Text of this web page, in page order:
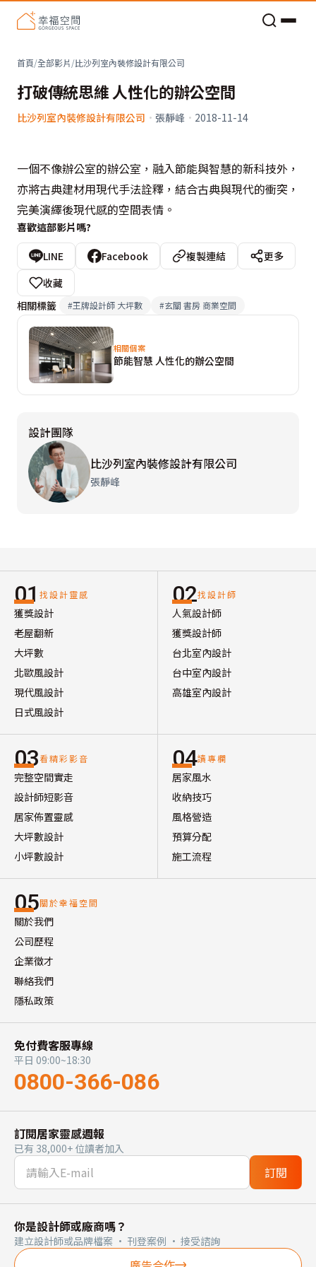
首頁/全部影片/比沙列室內裝修設計有限公司
打破傳統思維 人性化的辦公空間
比沙列室內裝修設計有限公司 · 張靜峰 · 2018-11-14
一個不像辦公室的辦公室，融入節能與智慧的新科技外，
亦將古典建材用現代手法詮釋，結合古典與現代的衝突，
完美演繹後現代感的空間表情。
喜歡這部影片嗎?
LINE Facebook 複製連結
更多
收藏
相關標籤
#王牌設計師 大坪數 #玄關 書房 商業空間
相關個案
節能智慧 人性化的辦公空間
設計團隊
比沙列室內裝修設計有限公司
張靜峰
01 找設計靈感
獲獎設計
老屋翻新
大坪數
北歐風設計
現代風設計
日式風設計
02找設計師
人氣設計師
獲獎設計師
台北室內設計
台中室內設計
高雄室內設計
03看精彩影音
完整空間實走
設計師短影音
居家佈置靈感
大坪數設計
小坪數設計
04讀專欄
居家風水
收納技巧
風格營造
預算分配
施工流程
05關於幸福空間
關於我們
公司歷程
企業徵才
聯絡我們
隱私政策
免付費客服專線
平日 09:00~18:30
0800-366-086
訂閱居家靈感週報
已有 38,000+ 位讀者加入
訂閱
你是設計師或廠商嗎？
建立設計師或品牌檔案 · 刊登案例 · 接受諮詢